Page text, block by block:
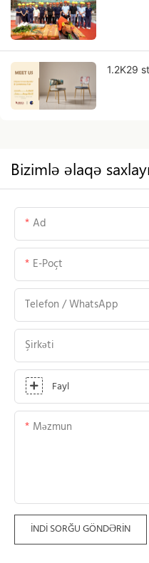
1.2K29
Bizimlə əlaqə
Ad
E-Poçt
Telefon / WhatsApp
Şirkəti
Fayl
Məzmun
İNDI SORĞU GÖNDƏRIN